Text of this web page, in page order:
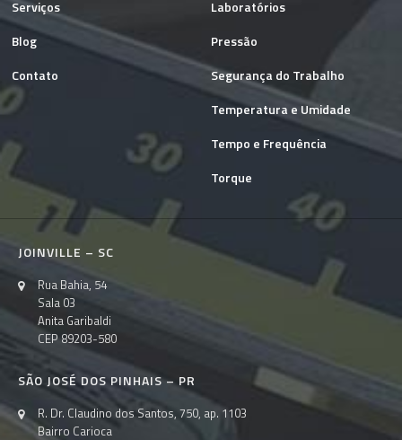
Serviços
Blog
Contato
Laboratórios
Pressão
Segurança do Trabalho
Temperatura e Umidade
Tempo e Frequência
Torque
JOINVILLE – SC
Rua Bahia, 54
Sala 03
Anita Garibaldi
CEP 89203-580
SÃO JOSÉ DOS PINHAIS – PR
R. Dr. Claudino dos Santos, 750, ap. 1103
Bairro Carioca